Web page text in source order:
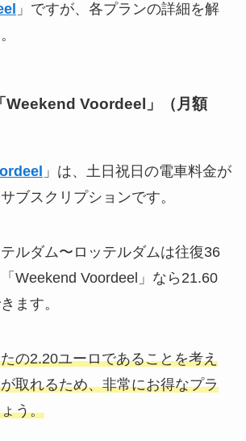
」ですが、各プランの詳細を解
Weekend Voordeel」（月額
」は、土日祝日の電車料金が
ブスクリプションです。
ルダム〜ロッテルダムは往復36
Weekend Voordeel」なら21.60
ます。
の2.20ユーロであることを考え
取れるため、非常にお得なプラ
う。